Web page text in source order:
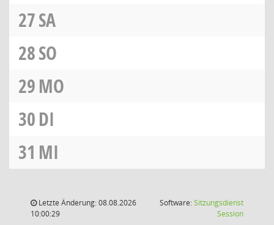
27SA
28SO
29MO
30DI
31 MI
Letzte Änderung: 08.08.2026
10:00:29
Software:Sitzungsdienst
Session(Wird in